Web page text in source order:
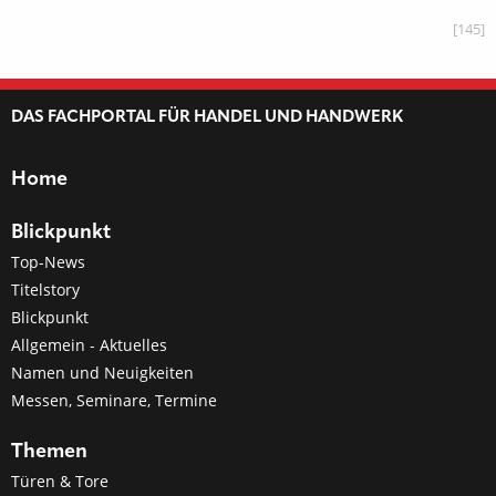
[145]
DAS FACHPORTAL FÜR HANDEL UND HANDWERK
Home
Blickpunkt
Top-News
Titelstory
Blickpunkt
Allgemein - Aktuelles
Namen und Neuigkeiten
Messen, Seminare, Termine
Themen
Türen & Tore